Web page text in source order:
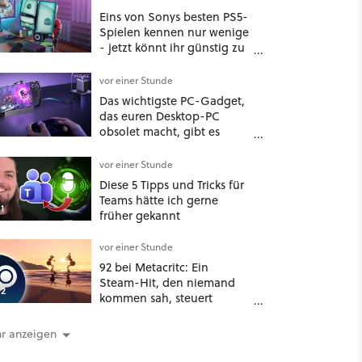
Eins von Sonys besten PS5-
Spielen kennen nur wenige
- jetzt könnt ihr günstig zu
vor einer Stunde
Das wichtigste PC-Gadget,
das euren Desktop-PC
obsolet macht, gibt es
vor einer Stunde
Diese 5 Tipps und Tricks für
Teams hätte ich gerne
früher gekannt
vor einer Stunde
92 bei Metacritc: Ein
Steam-Hit, den niemand
kommen sah, steuert
anzeigen